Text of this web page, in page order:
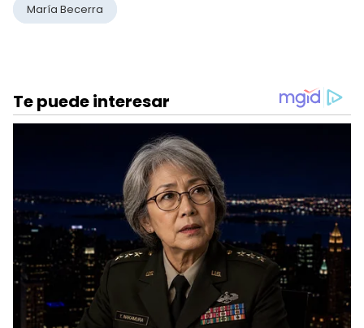
María Becerra